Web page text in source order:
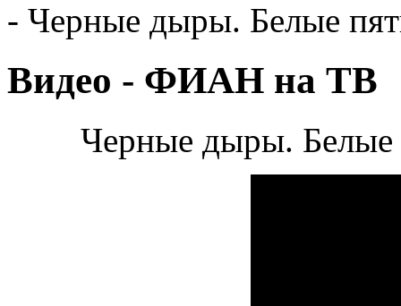
- Черные дыры. Белые
Видео - ФИАН на ТВ
Черные дыры. Белые